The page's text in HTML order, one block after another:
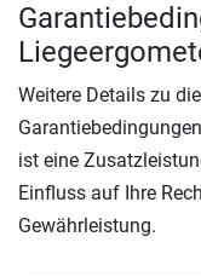
Weitere Details zu
ist eine
Einfluss auf Ihre
Gewährleistung.